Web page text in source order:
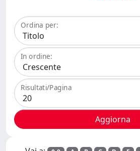
Ordina per:
In ordine:
Risultati/Pagina